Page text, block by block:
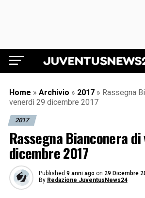
Juventus News
Home » Archivio » 2017 » Rassegna
venerdì 29 dicembre 2017
2017
Rassegna Bianconera
dicembre 2017
Published 9 anni ago on 29 Dicembre
By Redazione JuventusNews24